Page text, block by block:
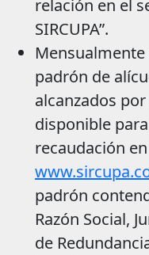
relación en el
SIRCUPA”.
padrón de
alcanzados
disponible
recaudación
padrón
Razón Social,
de